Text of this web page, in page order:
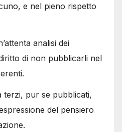
e nel pieno rispetto
analisi dei
di non pubblicarli nel
terzi, pur se pubblicati,
del pensiero